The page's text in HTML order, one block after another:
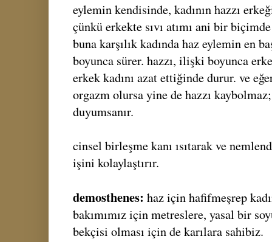
eylemin kendisinde, kadının hazzı
çünkü erkekte sıvı atımı ani bir
buna karşılık kadında haz eylemin en
boyunca sürer. hazzı, ilişki boyunca
erkek kadını azat ettiğinde durur. ve
orgazm olursa yine de hazzı
duyumsanır.
cinsel birleşme kanı ısıtarak ve
işini kolaylaştırır.
demosthenes: haz için hafifmeşrep
bakımımız için metreslere, yasal bir
bekçisi olması için de karılara sahibiz.